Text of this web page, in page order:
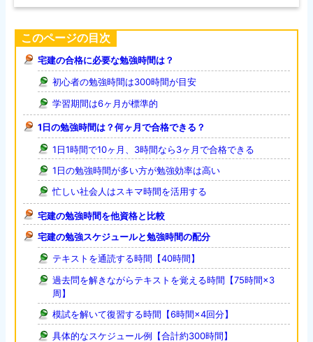
このページの目次
宅建の合格に必要な勉強時間は？
初心者の勉強時間は300時間が目安
学習期間は6ヶ月が標準的
1日の勉強時間は？何ヶ月で合格できる？
1日1時間で10ヶ月、3時間なら3ヶ月で合格できる
1日の勉強時間が多い方が勉強効率は高い
忙しい社会人はスキマ時間を活用する
宅建の勉強時間を他資格と比較
宅建の勉強スケジュールと勉強時間の配分
テキストを通読する時間【40時間】
過去問を解きながらテキストを覚える時間【75時間×3
周】
模試を解いて復習する時間【6時間×4回分】
具体的なスケジュール例【合計約300時間】